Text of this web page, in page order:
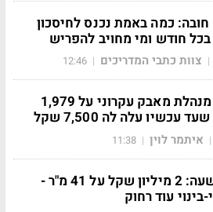
חובה: כמה באמת נכנס לחיסכון
חודש ומי מחויב להפריש
| צוות כתבי המדריכים |
12:46
איילון מנהלת מאבק עקרוני על 1,979
עכשיו עלה לה 7,500 שקל
| איתמר לוין |
11:38
יד התשעה: 2 מיליון שקל על 41 מ"ר -
בינוי עוד רחוק